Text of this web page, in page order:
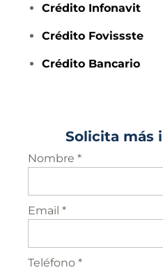
Crédito Infonavit
Crédito Fovissste
Crédito Bancario
Solicita más
Nombre *
Email *
Teléfono *